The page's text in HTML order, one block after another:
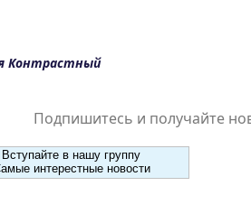
Контрастный
Подпишитесь и получайте
Вступайте в нашу группу
интерестные новости